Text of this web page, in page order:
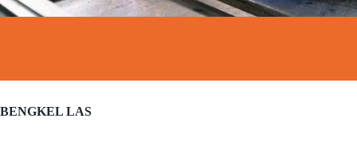
BENGKEL LAS